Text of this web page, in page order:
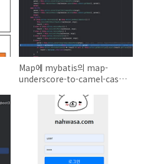
Map에 mybatis의 map-
underscore-to-camel-case